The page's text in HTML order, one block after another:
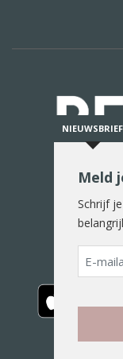
De
NIEUWSBRIEF
Meld
Schrijf
E-